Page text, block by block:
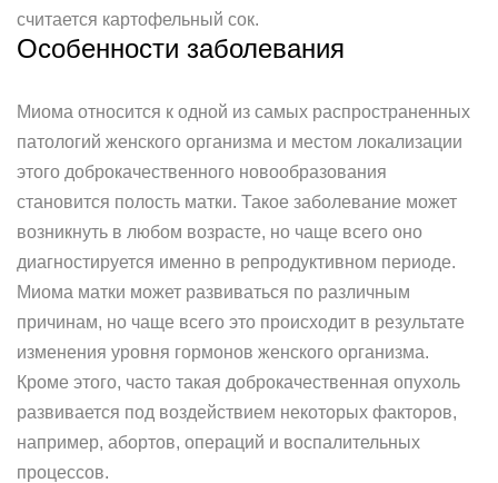
считается картофельный сок.
Особенности заболевания
Миома относится к одной из самых распространенных
патологий женского организма и местом локализации
этого доброкачественного новообразования
становится полость матки. Такое заболевание может
возникнуть в любом возрасте, но чаще всего оно
диагностируется именно в репродуктивном периоде.
Миома матки может развиваться по различным
причинам, но чаще всего это происходит в результате
изменения уровня гормонов женского организма.
Кроме этого, часто такая доброкачественная опухоль
развивается под воздействием некоторых факторов,
например, абортов, операций и воспалительных
процессов.